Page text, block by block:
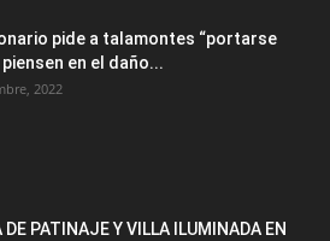
pide a talamontes “portarse
piensen en el daño...
2022
DE PATINAJE Y VILLA ILUMINADA EN